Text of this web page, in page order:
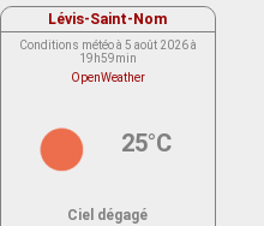
Lévis-Saint-Nom
Conditions météo à 5 août 2026 à
19h59min
OpenWeather
25°C
Ciel dégagé